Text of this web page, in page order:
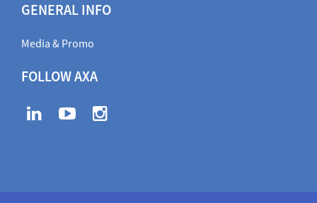
GENERAL INFO
Media & Promo
FOLLOW AXA